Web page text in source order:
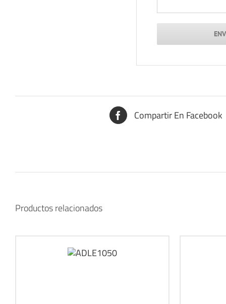
Compartir En Facebook
Productos relacionados